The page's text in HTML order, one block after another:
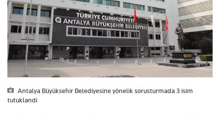
Antalya Büyüksehir Belediyesine yönelik sorusturmada 3 isim
tutuklandi